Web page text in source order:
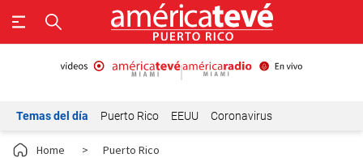
Temas del día Puerto Rico EEUU Coronavirus
Home > Puerto Rico